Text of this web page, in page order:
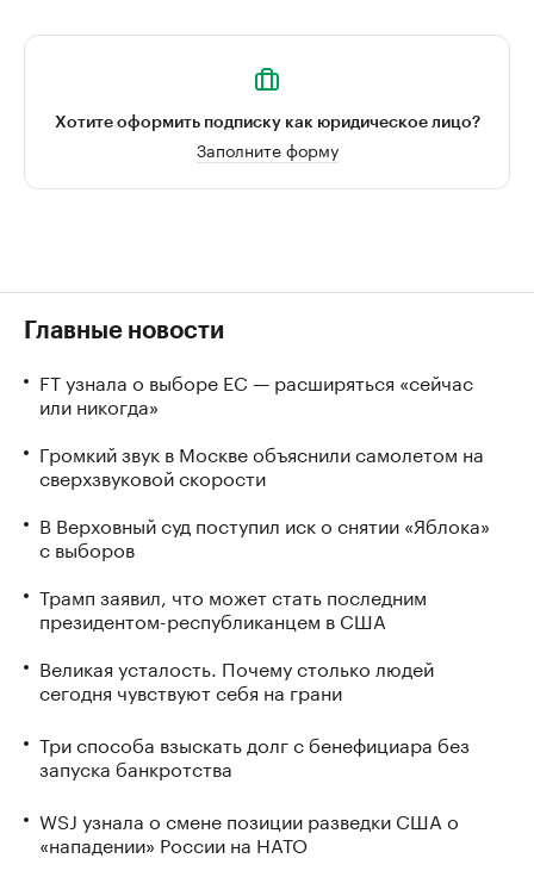
Хотите оформить подписку как юридическое лицо?
Заполните форму
Главные новости
FT узнала о выборе ЕС — расширяться «сейчас
или никогда»
Громкий звук в Москве объяснили самолетом на
сверхзвуковой скорости
В Верховный суд поступил иск о снятии «Яблока»
с выборов
Трамп заявил, что может стать последним
президентом-республиканцем в США
Великая усталость. Почему столько людей
сегодня чувствуют себя на грани
Три способа взыскать долг с бенефициара без
запуска банкротства
WSJ узнала о смене позиции разведки США о
«нападении» России на НАТО